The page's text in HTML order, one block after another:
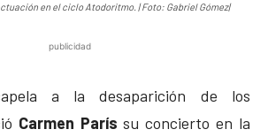
en el ciclo Atodoritmo. | Foto: Gabriel Gómez|
publicidad
a la desaparición de los
Carmen París su concierto en la